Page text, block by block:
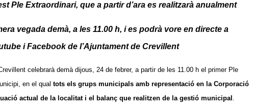
Ple Extraordinari, que a partir d’ara es realitzarà anualment
vegada demà, a les 11.00 h, i es podrà vore en directe a
i Facebook de l’Ajuntament de Crevillent
celebrarà demà dijous, 24 de febrer, a partir de les 11.00 h el primer Ple
en el qual tots els grups municipals amb representació en la Corporació
actual de la localitat i el balanç que realitzen de la gestió municipal